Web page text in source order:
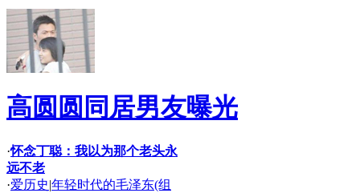
高圆圆同居男友曝光
·怀念丁聪：我以为那个老头永
远不老
·爱历史|年轻时代的毛泽东(组